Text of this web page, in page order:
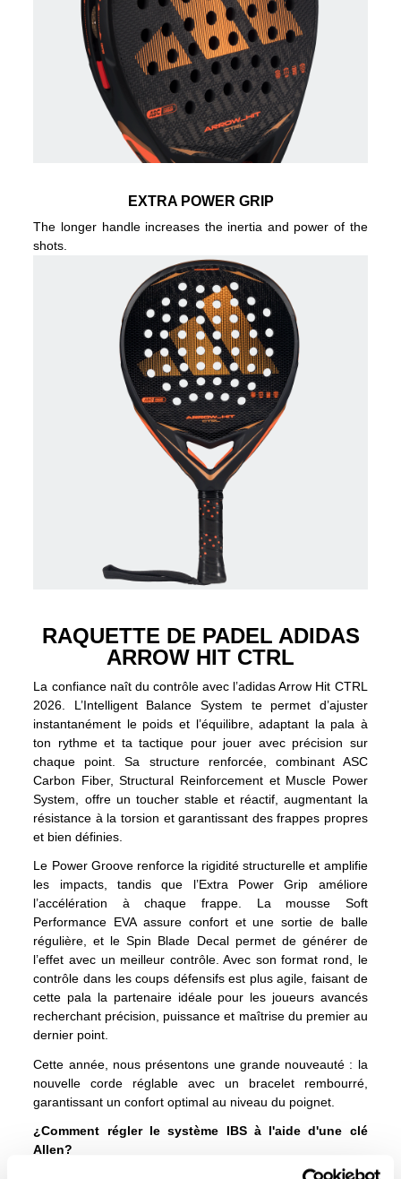
EXTRA POWER GRIP
The longer handle increases the inertia and power of the
shots.
RAQUETTE DE PADEL ADIDAS
ARROW HIT CTRL
La confiance naît du contrôle avec l’adidas Arrow Hit CTRL
2026. L’Intelligent Balance System te permet d’ajuster
instantanément le poids et l’équilibre, adaptant la pala à
ton rythme et ta tactique pour jouer avec précision sur
chaque point. Sa structure renforcée, combinant ASC
Carbon Fiber, Structural Reinforcement et Muscle Power
System, offre un toucher stable et réactif, augmentant la
résistance à la torsion et garantissant des frappes propres
et bien définies.
Le Power Groove renforce la rigidité structurelle et amplifie
les impacts, tandis que l’Extra Power Grip améliore
l’accélération à chaque frappe. La mousse Soft
Performance EVA assure confort et une sortie de balle
régulière, et le Spin Blade Decal permet de générer de
l’effet avec un meilleur contrôle. Avec son format rond, le
contrôle dans les coups défensifs est plus agile, faisant de
cette pala la partenaire idéale pour les joueurs avancés
recherchant précision, puissance et maîtrise du premier au
dernier point.
Cette année, nous présentons une grande nouveauté : la
nouvelle corde réglable avec un bracelet rembourré,
garantissant un confort optimal au niveau du poignet.
¿Comment régler le système IBS à l'aide d'une clé
Allen?